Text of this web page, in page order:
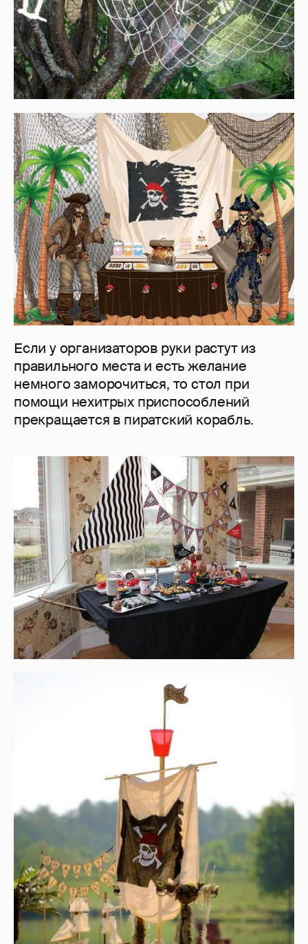
Если у организаторов руки растут из
правильного места и есть желание
немного заморочиться, то стол при
помощи нехитрых приспособлений
прекращается в пиратский корабль.